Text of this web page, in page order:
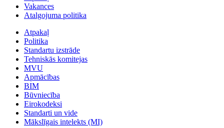
Vakances
Atalgojuma politika
Atpakaļ
Politika
Standartu izstrāde
Tehniskās komitejas
MVU
Apmācības
BIM
Būvniecība
Eirokodeksi
Standarti un vide
Mākslīgais intelekts (MI)